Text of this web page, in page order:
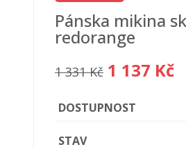
Pánska mikina
redorange
1 331 Kč 1 137 Kč
DOSTUPNOST
STAV